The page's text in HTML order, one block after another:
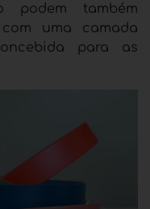
podem também
com uma camada
para as